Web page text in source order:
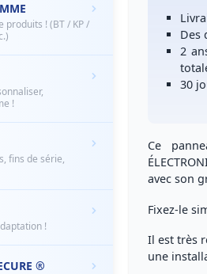
produits ! (BT / KP /
!
fins de série,
!
®
Des
2
30
Ce
avec son
Fixez-le
Il est très
une